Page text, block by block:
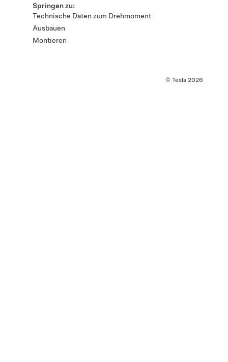
Springen zu:
Technische Daten zum Drehmoment
Ausbauen
Montieren
© Tesla 2026